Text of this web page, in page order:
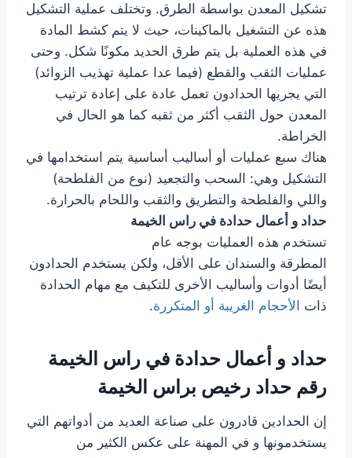
تشكيل المعدن بواسطة الطرق. وتختلف عملية التشكيل
هذه عن التشغيل بالماكينات، حيث لا يتم كشط المادة
في هذه العملية بل يتم طرق الحديد مكونًا شكل. وحتى
عمليات الثقب والقطع (فيما عدا عملية تهذيب الزوائد)
التي يجريها الحدادون تعمل عادة على إعادة ترتيب
المعدن حول الثقب أكثر من ثقبه كما هو الحال في
الخراطة.
هناك سبع عمليات أو أساليب أساسية يتم استخدامها في
التشكيل وهي: السحب والتجعيد (نوع من الفلطحة)
واللي والفلطحة والتطريق والثقب واللحام بالحرارة.
حداد و أعمال حدادة في راس الخيمة
تستخدم هذه العمليات بوجه عام
المطرقة والسندان على الأقل، ولكن يستخدم الحدادون
أيضًا أدوات وأساليب الأخرى للتكيف مع مهام الحدادة
ذات
الأحجام الغريبة أو المتكررة.
حداد و أعمال حدادة في راس الخيمة
رقم حداد رخيص براس الخيمة
إن الحدادين قادرون على صناعة العديد من أدواتهم التي
يستخدمونها و في المهنة على عكس الكثير من